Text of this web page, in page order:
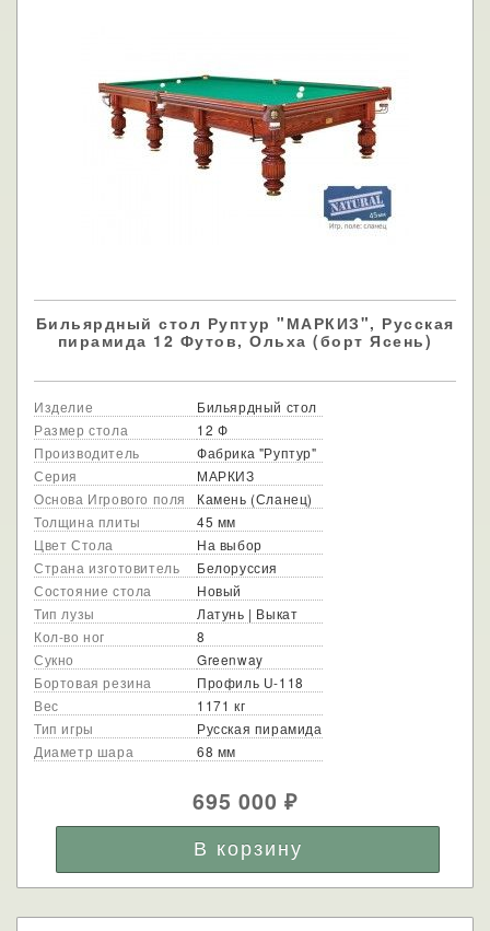
Бильярдный стол Руптур "МАРКИЗ", Русская
пирамида 12 Футов, Ольха (борт Ясень)
Изделие
Бильярдный стол
Размер стола
12 Ф
Производитель
Фабрика "Руптур"
Серия
МАРКИЗ
Основа Игрового поля
Камень (Сланец)
Толщина плиты
45 мм
Цвет Стола
На выбор
Страна изготовитель
Белоруссия
Состояние стола
Новый
Тип лузы
Латунь | Выкат
Кол-во ног
8
Сукно
Greenway
Бортовая резина
Профиль U-118
Вес
1171 кг
Тип игры
Русская пирамида
Диаметр шара
68 мм
695 000₽